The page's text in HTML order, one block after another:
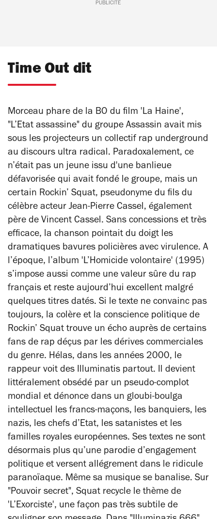
PUBLICITÉ
Time Out dit
Morceau phare de la BO du film 'La Haine',
"L’Etat assassine" du groupe Assassin avait mis
sous les projecteurs un collectif rap underground
au discours ultra radical. Paradoxalement, ce
n’était pas un jeune issu d'une banlieue
défavorisée qui avait fondé le groupe, mais un
certain Rockin’ Squat, pseudonyme du fils du
célèbre acteur Jean-Pierre Cassel, également
père de Vincent Cassel. Sans concessions et très
efficace, la chanson pointait du doigt les
dramatiques bavures policières avec virulence. A
l’époque, l’album 'L’Homicide volontaire' (1995)
s’impose aussi comme une valeur sûre du rap
français et reste aujourd’hui excellent malgré
quelques titres datés. Si le texte ne convainc pas
toujours, la colère et la conscience politique de
Rockin’ Squat trouve un écho auprès de certains
fans de rap déçus par les dérives commerciales
du genre. Hélas, dans les années 2000, le
rappeur voit des Illuminatis partout. Il devient
littéralement obsédé par un pseudo-complot
mondial et dénonce dans un gloubi-boulga
intellectuel les francs-maçons, les banquiers, les
nazis, les chefs d’Etat, les satanistes et les
familles royales européennes. Ses textes ne sont
désormais plus qu’une parodie d’engagement
politique et versent allégrement dans le ridicule
paranoïaque. Même sa musique se banalise. Sur
"Pouvoir secret", Squat recycle le thème de
'L’Exorciste', une façon pas très subtile de